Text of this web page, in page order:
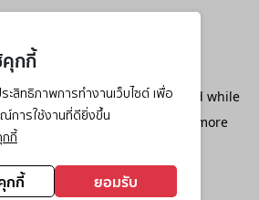
คุกกี้
สิทธิภาพการทำงานเว็บไซต์ เพื่อ
การใช้งานที่ดียิ่งขึ้น
กกี้
กกี้ ยอมรับ
-side exception has occurred while
(see the browser console
for more
information).